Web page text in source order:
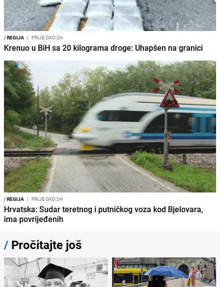
/REGIJA I PRIJE OKO 2H
Krenuo u BiH sa 20 kilograma droge: Uhapšen na granici
/REGIJA I PRIJE OKO 2H
Hrvatska: Sudar teretnog i putničkog voza kod Bjelovara,
ima povrijeđenih
/ Pročitajte još